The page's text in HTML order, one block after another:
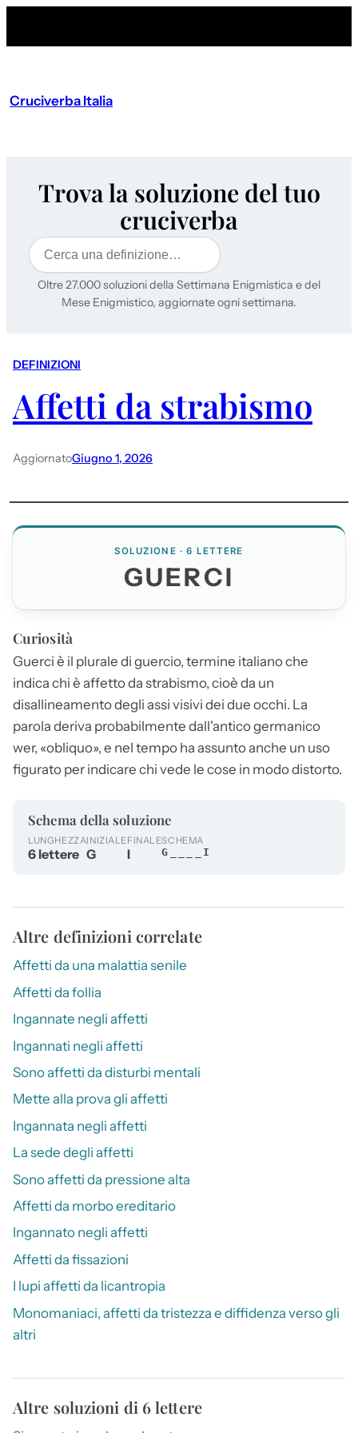
Cruciverba Italia
Trova la soluzione del tuo
cruciverba
Cerca
Oltre 27.000 soluzioni della Settimana Enigmistica e del
Mese Enigmistico, aggiornate ogni settimana.
DEFINIZIONI
Affetti da strabismo
AggiornatoGiugno 1, 2026
SOLUZIONE · 6 LETTERE
GUERCI
Curiosità
Guerci è il plurale di guercio, termine italiano che
indica chi è affetto da strabismo, cioè da un
disallineamento degli assi visivi dei due occhi. La
parola deriva probabilmente dall'antico germanico
wer, «obliquo», e nel tempo ha assunto anche un uso
figurato per indicare chi vede le cose in modo distorto.
Schema della soluzione
LUNGHEZZA
6 lettere
INIZIALE
G
FINALE
I
SCHEMA
G____I
Altre definizioni correlate
Affetti da una malattia senile
Affetti da follia
Ingannate negli affetti
Ingannati negli affetti
Sono affetti da disturbi mentali
Mette alla prova gli affetti
Ingannata negli affetti
La sede degli affetti
Sono affetti da pressione alta
Affetti da morbo ereditario
Ingannato negli affetti
Affetti da fissazioni
I lupi affetti da licantropia
Monomaniaci, affetti da tristezza e diffidenza verso gli
altri
Altre soluzioni di 6 lettere